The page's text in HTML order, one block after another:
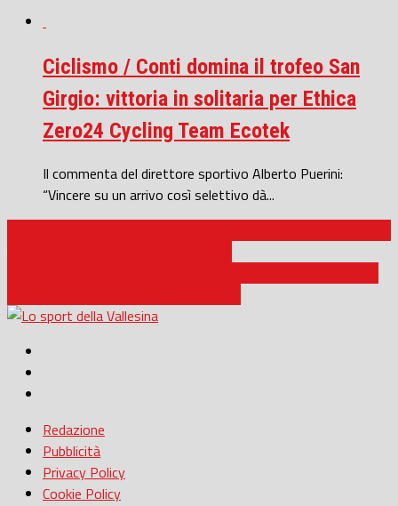
Ciclismo / Conti domina il trofeo San
Girgio: vittoria in solitaria per Ethica
Zero24 Cycling Team Ecotek
Il commenta del direttore sportivo Alberto Puerini:
“Vincere su un arrivo così selettivo dà...
Redazione
Pubblicità
Privacy Policy
Cookie Policy